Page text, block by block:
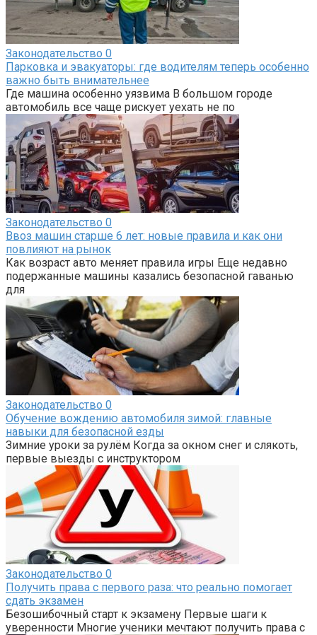
Законодательство 0
Парковка и эвакуаторы: где водителям теперь особенно
важно быть внимательнее
Где машина особенно уязвима В большом городе
автомобиль все чаще рискует уехать не по
Законодательство 0
Ввоз машин старше 6 лет: новые правила и как они
повлияют на рынок
Как возраст авто меняет правила игры Еще недавно
подержанные машины казались безопасной гаванью
для
Законодательство 0
Обучение вождению автомобиля зимой: главные
навыки для безопасной езды
Зимние уроки за рулём Когда за окном снег и слякоть,
первые выезды с инструктором
Законодательство 0
Получить права с первого раза: что реально помогает
сдать экзамен
Безошибочный старт к экзамену Первые шаги к
уверенности Многие ученики мечтают получить права с